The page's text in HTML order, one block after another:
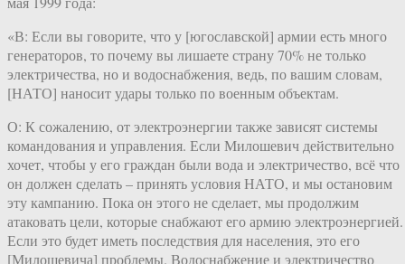
«В: Если вы говорите, что у [югославской] армии есть много
генераторов, то почему вы лишаете страну 70% не только
электричества, но и водоснабжения, ведь, по вашим словам,
[НАТО] наносит удары только по военным объектам.
О: К сожалению, от электроэнергии также зависят системы
командования и управления. Если Милошевич действительно
хочет, чтобы у его граждан были вода и электричество, всё что
он должен сделать – принять условия НАТО, и мы остановим
эту кампанию. Пока он этого не сделает, мы продолжим
атаковать цели, которые снабжают его армию электроэнергией.
Если это будет иметь последствия для населения, это его
[Милошевича] проблемы. Водоснабжение и электричество